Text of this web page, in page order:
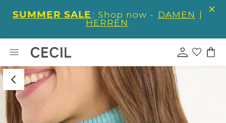
SUMMER SALE : Shop now - DAMEN |
HERREN